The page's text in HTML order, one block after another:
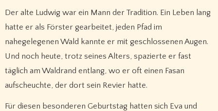
Der alte Ludwig war ein Mann der Tradition. Ein Leben lang
hatte er als Förster gearbeitet, jeden Pfad im
nahegelegenen Wald kannte er mit geschlossenen Augen.
Und noch heute, trotz seines Alters, spazierte er fast
täglich am Waldrand entlang, wo er oft einen Fasan
aufscheuchte, der dort sein Revier hatte.
Für diesen besonderen Geburtstag hatten sich Eva und